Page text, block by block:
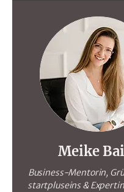
Meike
Business-Mentorin,
startpluseins &